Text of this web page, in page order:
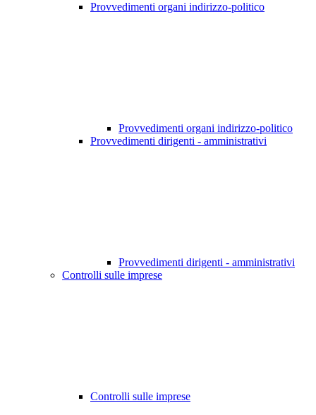
Provvedimenti organi indirizzo-politico
Provvedimenti organi indirizzo-politico
Provvedimenti dirigenti - amministrativi
Provvedimenti dirigenti - amministrativi
Controlli sulle imprese
Controlli sulle imprese